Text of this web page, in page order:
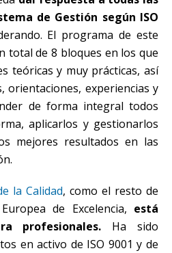
de Gestión según ISO
El programa de este
total de 8 bloques en los que
teóricas y muy prácticas, así
orientaciones, experiencias y
de forma integral todos
aplicarlos y gestionarlos
mejores resultados en las
la Calidad, como el resto de
de Excelencia, está
profesionales. Ha sido
en activo de ISO 9001 y de